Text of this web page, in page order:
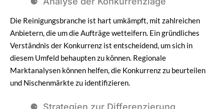
Die Reinigungsbranche ist hart umkämpft, mit zahlreichen
Anbietern, die um die Aufträge wetteifern. Ein gründliches
Verständnis der Konkurrenz ist entscheidend, um sich in
diesem Umfeld behaupten zu können. Regionale
Marktanalysen können helfen, die Konkurrenz zu beurteilen
und Nischenmärkte zu identifizieren.
Strategien zur Differenzierung